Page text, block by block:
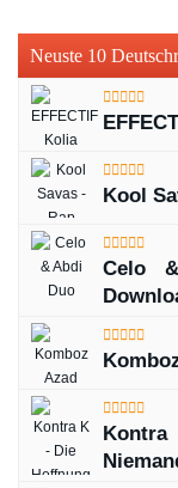
Neuste 10
Kool
Celo